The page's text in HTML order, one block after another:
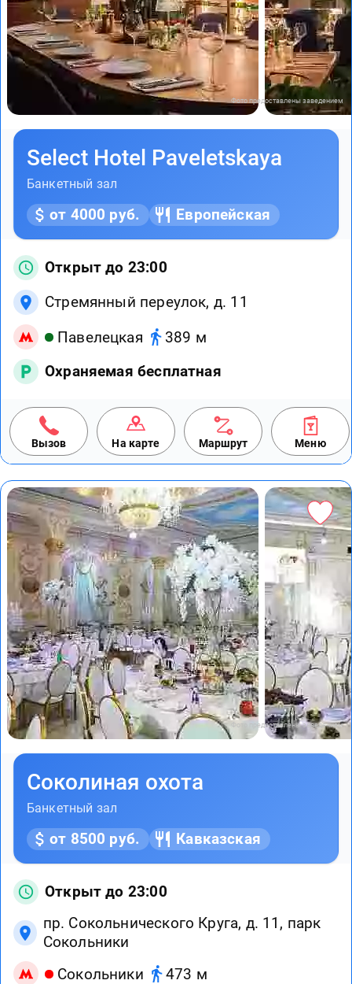
Фото предоставлены заведением
Select Hotel Paveletskaya
Банкетный зал
от 4000 руб. Европейская
Открыт до 23:00
Стремянный переулок, д. 11
Павелецкая
389 м
Охраняемая бесплатная
Вызов На карте Маршрут Меню
Фото предоставлены заведением
Соколиная охота
Банкетный зал
от 8500 руб. Кавказская
Открыт до 23:00
пр. Сокольнического Круга, д. 11, парк
Сокольники
Сокольники
473 м